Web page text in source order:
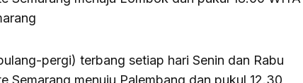
pergi) terbang setiap hari Senin dan Rabu